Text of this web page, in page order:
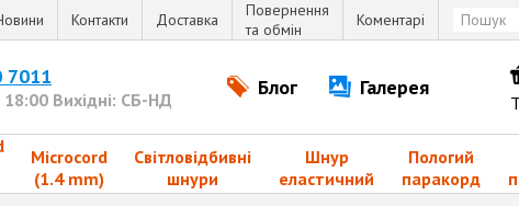
Контакти Доставка
Повернення
та обмін
Коментарі
7011
Вихідні: СБ-НД Блог Галерея
Microcord
(1.4 mm)
Світловідбивні
шнури
Шнур
еластичний
Пологий
паракорд